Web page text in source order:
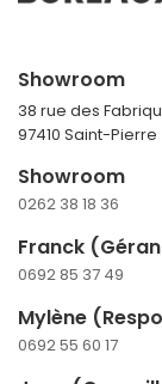
Showroom
38 rue des
97410 Saint-Pierre
Showroom
0262 38 18 36
Franck
0692 85 37 49
Mylène
0692 55 60 17